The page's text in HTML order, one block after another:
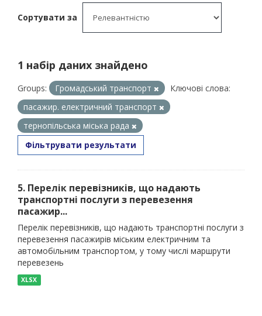
Сортувати за
1 набір даних знайдено
Groups: Громадський транспорт
Ключові слова:
пасажир. електричний транспорт
тернопільська міська рада
Фільтрувати результати
5. Перелік перевізників, що надають
транспортні послуги з перевезення
пасажир...
Перелік перевізників, що надають транспортні послуги з
перевезення пасажирів міським електричним та
автомобільним транспортом, у тому числі маршрути
перевезень
XLSX